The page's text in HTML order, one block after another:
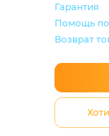
Гарантия
Помощь по
Возврат